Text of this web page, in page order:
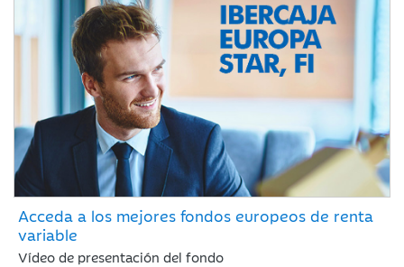
Acceda a los mejores fondos europeos de renta
variable
Vídeo de presentación del fondo